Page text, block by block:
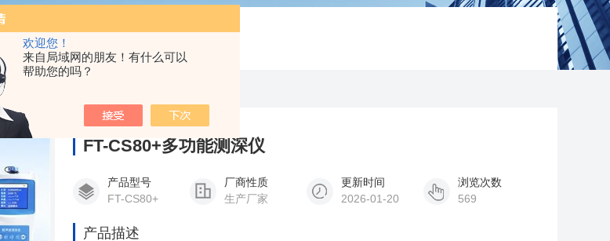
欢迎您！
来自局域网的朋友！有什么可以
帮助您的吗？
智慧水文监测设备
FT-CS80+多功能测深仪
产品型号
FT-CS80+
厂商性质
生产厂家
更新时间
2026-01-20
浏览次数
569
产品描述